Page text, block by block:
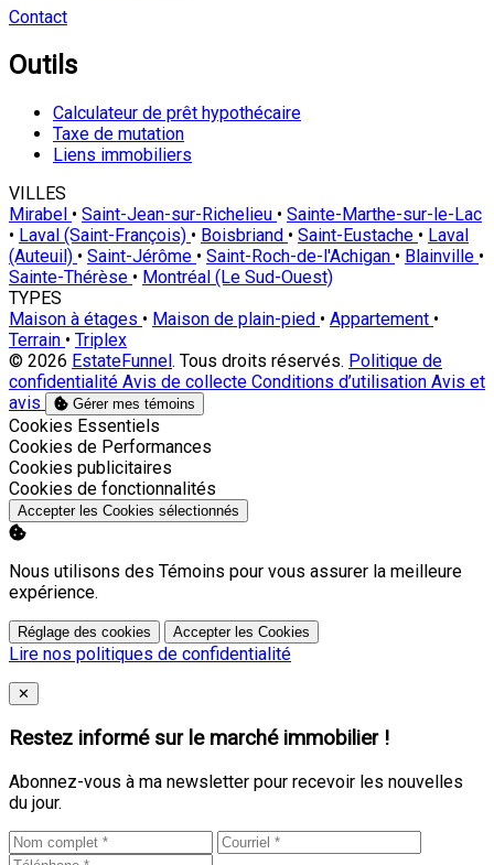
Contact
Outils
Calculateur de prêt hypothécaire
Taxe de mutation
Liens immobiliers
VILLES
Mirabel • Saint-Jean-sur-Richelieu • Sainte-Marthe-sur-le-Lac
• Laval (Saint-François) • Boisbriand • Saint-Eustache • Laval
(Auteuil) • Saint-Jérôme • Saint-Roch-de-l'Achigan • Blainville •
Sainte-Thérèse • Montréal (Le Sud-Ouest)
TYPES
Maison à étages • Maison de plain-pied • Appartement •
Terrain • Triplex
© 2026 EstateFunnel. Tous droits réservés. Politique de
confidentialité Avis de collecte Conditions d’utilisation Avis et
avis
Gérer mes témoins
Activer
Cookies Essentiels
Activer
Cookies de Performances
Activer
Cookies publicitaires
Activer
Cookies de fonctionnalités
Accepter les Cookies sélectionnés
Nous utilisons des Témoins pour vous assurer la meilleure
expérience.
Réglage des cookies Accepter les Cookies
Lire nos politiques de confidentialité
Close
✕
Restez informé sur le marché immobilier !
Abonnez-vous à ma newsletter pour recevoir les nouvelles
du jour.